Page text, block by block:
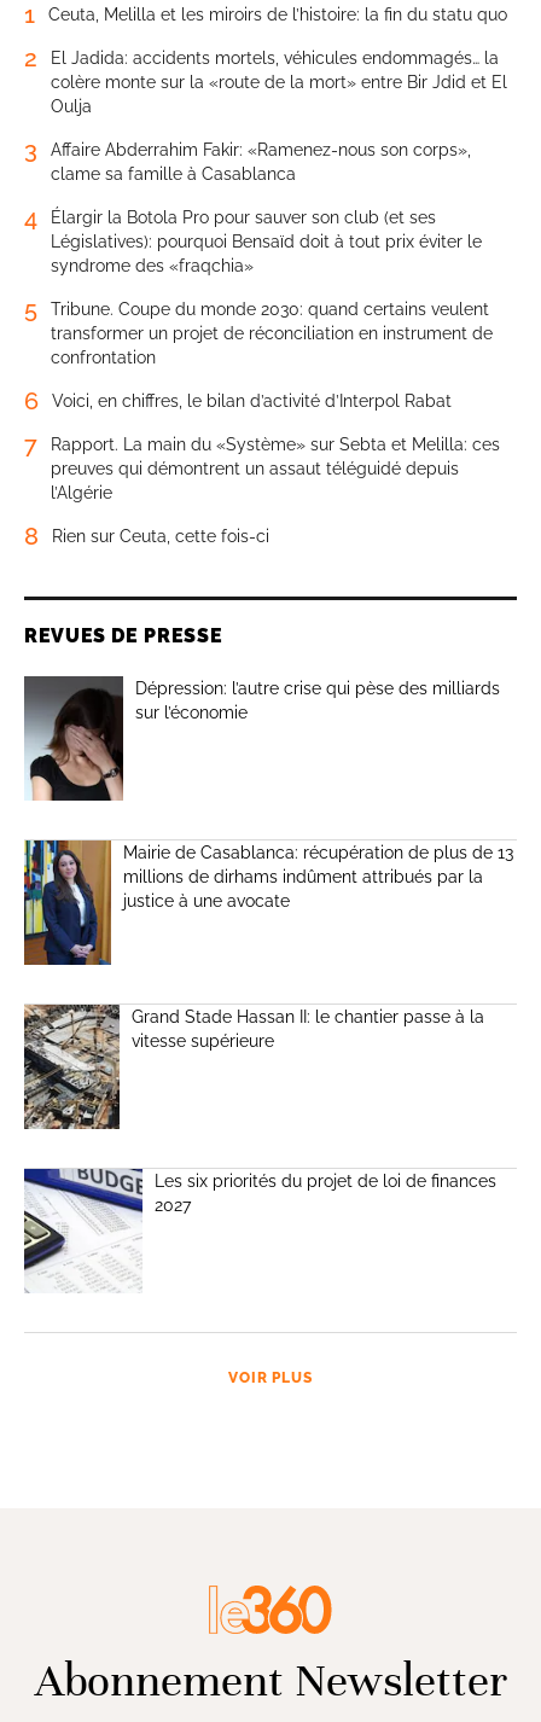
1 Ceuta, Melilla et les miroirs de l’histoire: la fin du statu quo
2
El Jadida: accidents mortels, véhicules endommagés… la
colère monte sur la «route de la mort» entre Bir Jdid et El
Oulja
3
Affaire Abderrahim Fakir: «Ramenez-nous son corps»,
clame sa famille à Casablanca
4
Élargir la Botola Pro pour sauver son club (et ses
Législatives): pourquoi Bensaïd doit à tout prix éviter le
syndrome des «fraqchia»
5
Tribune. Coupe du monde 2030: quand certains veulent
transformer un projet de réconciliation en instrument de
confrontation
6 Voici, en chiffres, le bilan d’activité d’Interpol Rabat
7
Rapport. La main du «Système» sur Sebta et Melilla: ces
preuves qui démontrent un assaut téléguidé depuis
l’Algérie
8 Rien sur Ceuta, cette fois-ci
REVUES DE PRESSE
Dépression: l’autre crise qui pèse des milliards
sur l’économie
Mairie de Casablanca: récupération de plus de 13
millions de dirhams indûment attribués par la
justice à une avocate
Grand Stade Hassan II: le chantier passe à la
vitesse supérieure
Les six priorités du projet de loi de finances
2027
VOIR PLUS
Abonnement Newsletter